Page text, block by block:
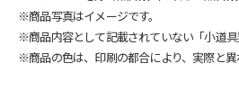
※商品写真はイメージです。
※商品内容として記載されていない「小道
※商品の色は、印刷の都合により、実際と異